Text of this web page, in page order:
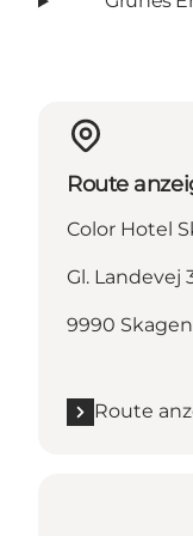
Route
Color Hotel
Gl. Landevej
9990 Skagen
Route